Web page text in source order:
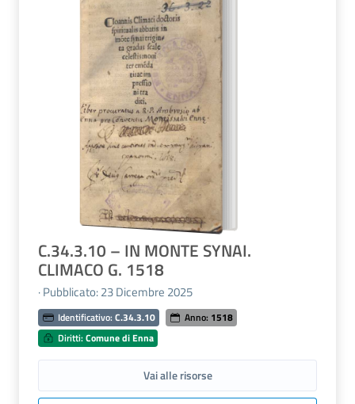
C.34.3.10 – IN MONTE SYNAI.
CLIMACO G. 1518
· Pubblicato: 23 Dicembre 2025
Identificativo: C.34.3.10 Anno: 1518
Diritti:Comune di Enna
Vai alle risorse